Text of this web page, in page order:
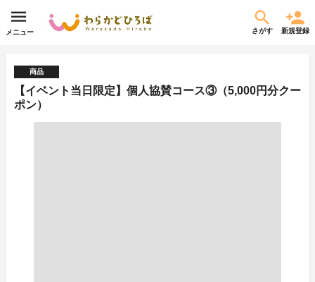
メニュー さがす 新規登録
商品
【イベント当日限定】個人協賛コース③（5,000円分クー
ポン）